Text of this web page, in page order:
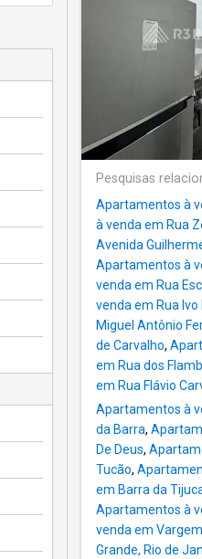
Pesquisas
Apartamentos à
à venda em Rua
Avenida
Apartamentos à
venda em Rua
venda em Rua Ivo
Miguel Antônio
de Carvalho,
em Rua dos
em Rua Flávio
Apartamentos à
da Barra,
De Deus,
Tucão,
em Barra da
Apartamentos à
venda em
Grande, Rio de